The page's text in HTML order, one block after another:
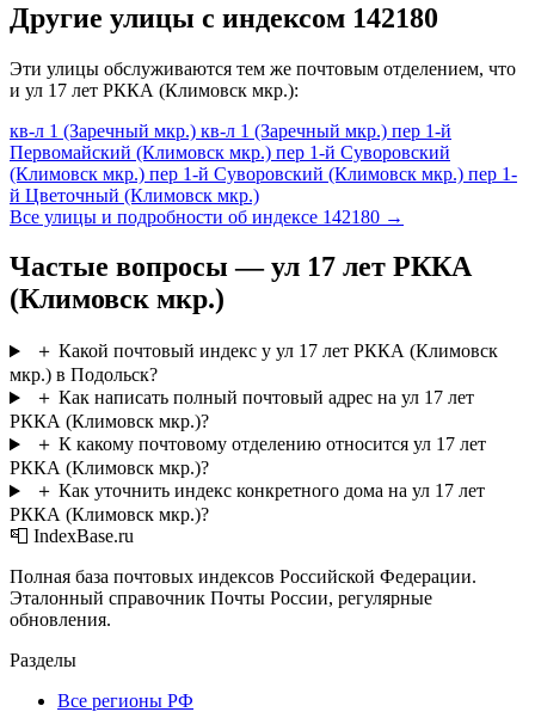
Другие улицы с индексом 142180
Эти улицы обслуживаются тем же почтовым отделением, что
и ул 17 лет РККА (Климовск мкр.):
кв-л 1 (Заречный мкр.) кв-л 1 (Заречный мкр.) пер 1-й
Первомайский (Климовск мкр.) пер 1-й Суворовский
(Климовск мкр.) пер 1-й Суворовский (Климовск мкр.) пер 1-
й Цветочный (Климовск мкр.)
Все улицы и подробности об индексе 142180 →
Частые вопросы — ул 17 лет РККА
(Климовск мкр.)
＋ Какой почтовый индекс у ул 17 лет РККА (Климовск
мкр.) в Подольск?
＋ Как написать полный почтовый адрес на ул 17 лет
РККА (Климовск мкр.)?
＋ К какому почтовому отделению относится ул 17 лет
РККА (Климовск мкр.)?
＋ Как уточнить индекс конкретного дома на ул 17 лет
РККА (Климовск мкр.)?
📮 IndexBase.ru
Полная база почтовых индексов Российской Федерации.
Эталонный справочник Почты России, регулярные
обновления.
Разделы
Все регионы РФ